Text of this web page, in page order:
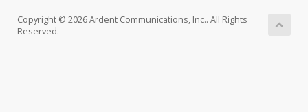
Copyright © 2026 Ardent Communications, Inc.. All Rights
Reserved.